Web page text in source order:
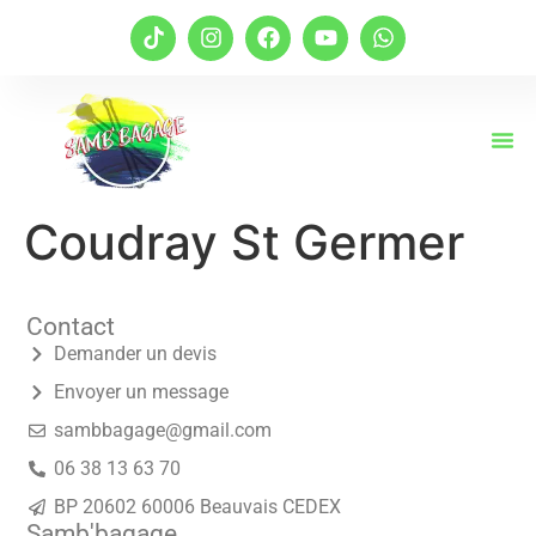
Coudray St Germer
Contact
Demander un devis
Envoyer un message
sambbagage@gmail.com
06 38 13 63 70
BP 20602 60006 Beauvais CEDEX